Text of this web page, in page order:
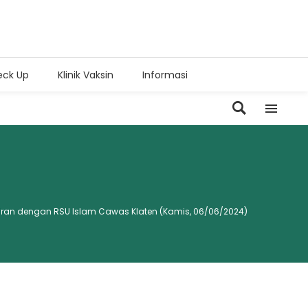
085187554954
sekretariat@rsuislamcawas.com
Up Klinik Vaksin Informasi
dengan RSU Islam Cawas Klaten (Kamis, 06/06/2024)